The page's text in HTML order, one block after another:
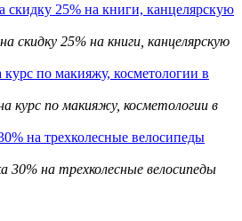
скидку 25% на книги, канцелярскую
по макияжу, косметологии в
на трехколесные велосипеды